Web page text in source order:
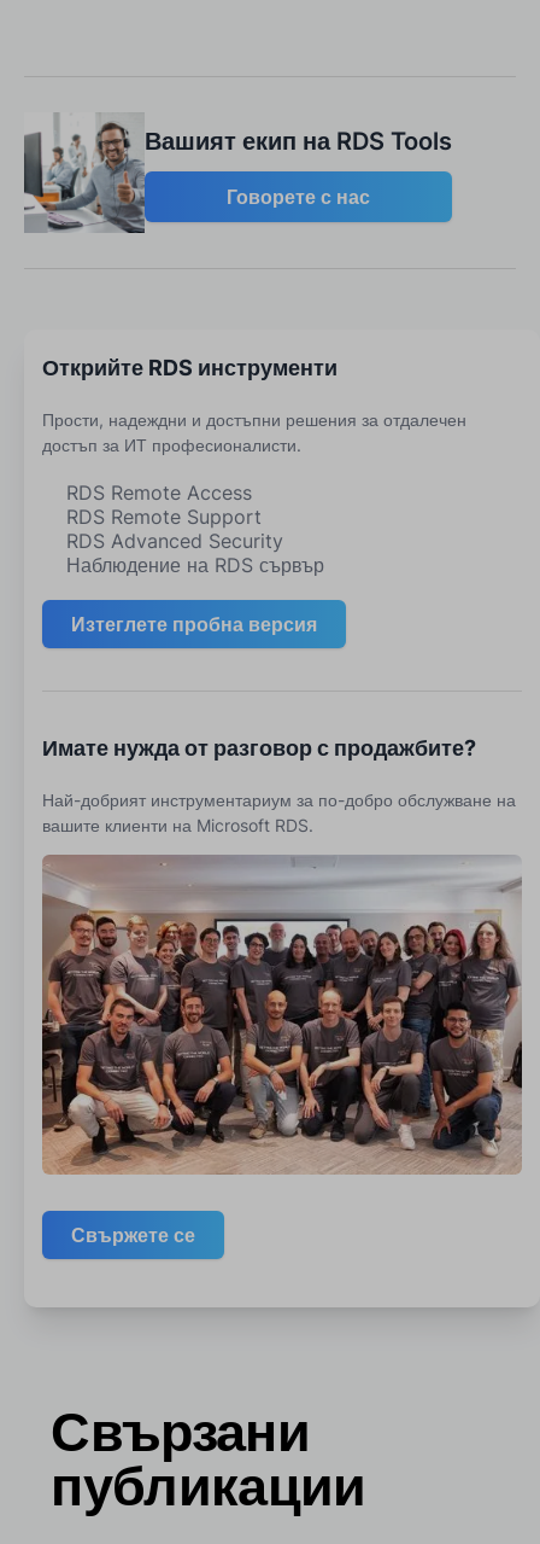
Вашият екип на RDS Tools
Говорете с нас
Открийте RDS инструменти
Прости, надеждни и достъпни решения за отдалечен
достъп за ИТ професионалисти.
RDS Remote Access
RDS Remote Support
RDS Advanced Security
Наблюдение на RDS сървър
Изтеглете пробна версия
Имате нужда от разговор с продажбите?
Най-добрият инструментариум за по-добро обслужване на
вашите клиенти на Microsoft RDS.
Свържете се
Свързани
публикации